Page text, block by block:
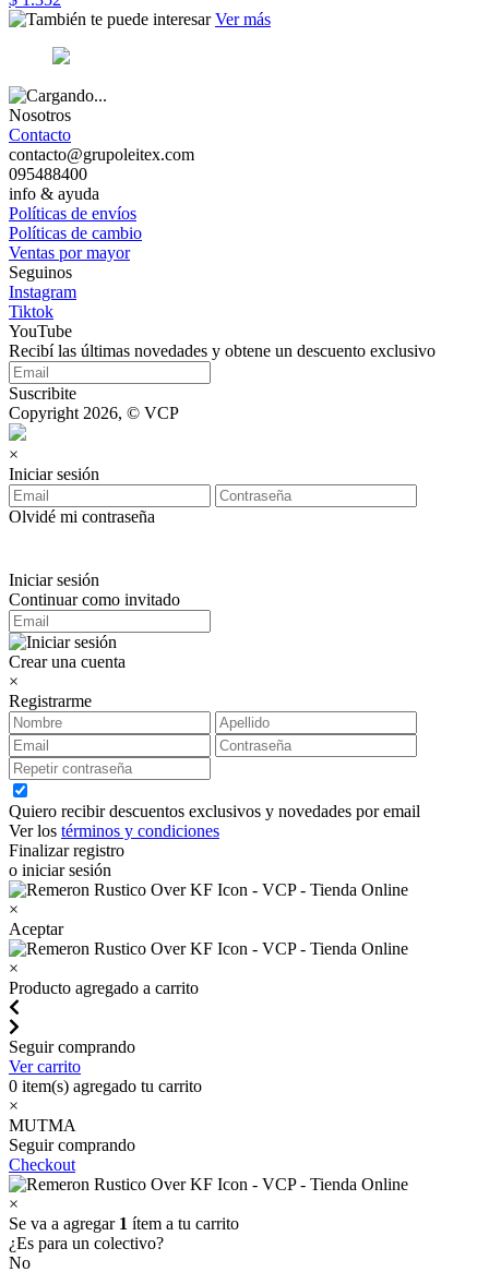
Ver más
Nosotros
Contacto
contacto@grupoleitex.com
095488400
info & ayuda
Políticas de envíos
Políticas de cambio
Ventas por mayor
Seguinos
Instagram
Tiktok
YouTube
Recibí las últimas novedades y obtene un descuento exclusivo
Suscribite
Copyright 2026, © VCP
×
Iniciar sesión
Olvidé mi contraseña
Iniciar sesión
Continuar como invitado
Crear una cuenta
×
Registrarme
Quiero recibir descuentos exclusivos y novedades por email
Ver los términos y condiciones
Finalizar registro
o iniciar sesión
×
Aceptar
×
Producto agregado a carrito
Seguir comprando
Ver carrito
0 item(s) agregado tu carrito
×
MUTMA
Seguir comprando
Checkout
×
Se va a agregar 1 ítem a tu carrito
¿Es para un colectivo?
No